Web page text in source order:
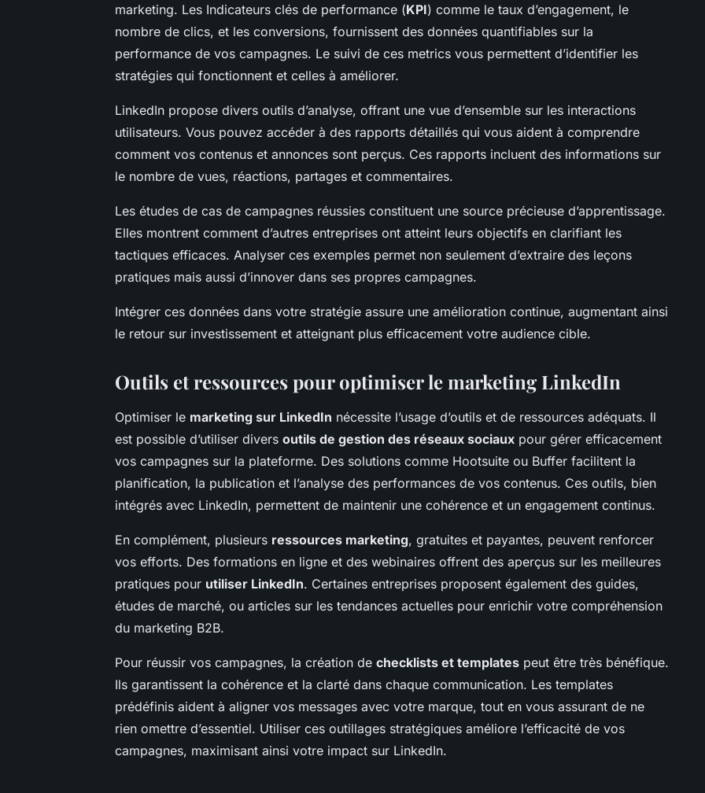
marketing. Les Indicateurs clés de performance (KPI) comme le taux d’engagement, le
nombre de clics, et les conversions, fournissent des données quantifiables sur la
performance de vos campagnes. Le suivi de ces metrics vous permettent d’identifier les
stratégies qui fonctionnent et celles à améliorer.
LinkedIn propose divers outils d’analyse, offrant une vue d’ensemble sur les interactions
utilisateurs. Vous pouvez accéder à des rapports détaillés qui vous aident à comprendre
comment vos contenus et annonces sont perçus. Ces rapports incluent des informations sur
le nombre de vues, réactions, partages et commentaires.
Les études de cas de campagnes réussies constituent une source précieuse d’apprentissage.
Elles montrent comment d’autres entreprises ont atteint leurs objectifs en clarifiant les
tactiques efficaces. Analyser ces exemples permet non seulement d’extraire des leçons
pratiques mais aussi d’innover dans ses propres campagnes.
Intégrer ces données dans votre stratégie assure une amélioration continue, augmentant ainsi
le retour sur investissement et atteignant plus efficacement votre audience cible.
Outils et ressources pour optimiser le marketing LinkedIn
Optimiser le marketing sur LinkedIn nécessite l’usage d’outils et de ressources adéquats. Il
est possible d’utiliser divers outils de gestion des réseaux sociaux pour gérer efficacement
vos campagnes sur la plateforme. Des solutions comme Hootsuite ou Buffer facilitent la
planification, la publication et l’analyse des performances de vos contenus. Ces outils, bien
intégrés avec LinkedIn, permettent de maintenir une cohérence et un engagement continus.
En complément, plusieurs ressources marketing, gratuites et payantes, peuvent renforcer
vos efforts. Des formations en ligne et des webinaires offrent des aperçus sur les meilleures
pratiques pour utiliser LinkedIn. Certaines entreprises proposent également des guides,
études de marché, ou articles sur les tendances actuelles pour enrichir votre compréhension
du marketing B2B.
Pour réussir vos campagnes, la création de checklists et templates peut être très bénéfique.
Ils garantissent la cohérence et la clarté dans chaque communication. Les templates
prédéfinis aident à aligner vos messages avec votre marque, tout en vous assurant de ne
rien omettre d’essentiel. Utiliser ces outillages stratégiques améliore l’efficacité de vos
campagnes, maximisant ainsi votre impact sur LinkedIn.